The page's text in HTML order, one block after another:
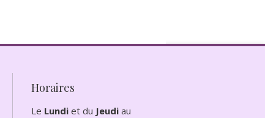
Horaires
Le Lundi et du Jeudi au